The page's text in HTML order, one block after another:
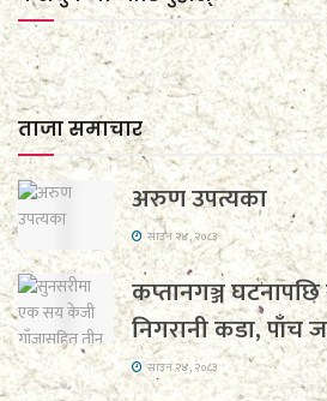
ताजा समाचार
अरुण उपत्यका
साउन २४, २०८३
कप्तानगञ्ज घटनापछि
निगरानी कडा, पाँच
साउन २४, २०८३